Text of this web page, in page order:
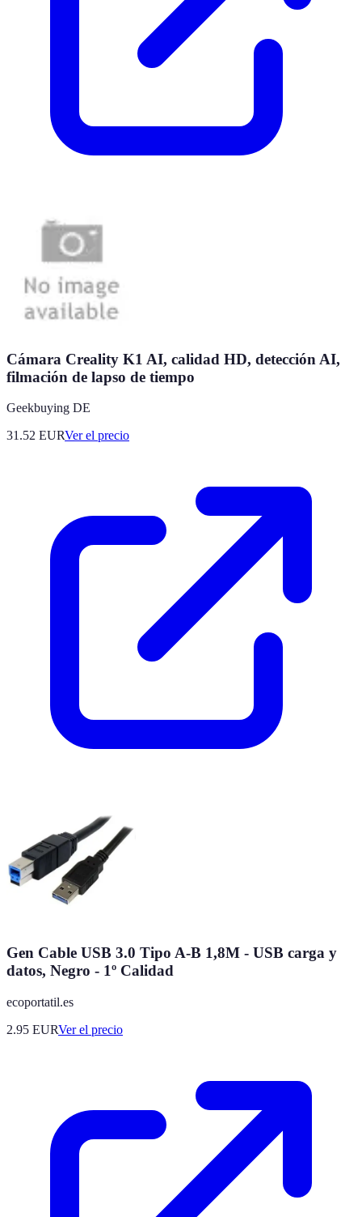
Cámara Creality K1 AI, calidad HD, detección AI,
filmación de lapso de tiempo
Geekbuying DE
31.52 EURVer el precio
Gen Cable USB 3.0 Tipo A-B 1,8M - USB carga y
datos, Negro - 1º Calidad
ecoportatil.es
2.95 EURVer el precio